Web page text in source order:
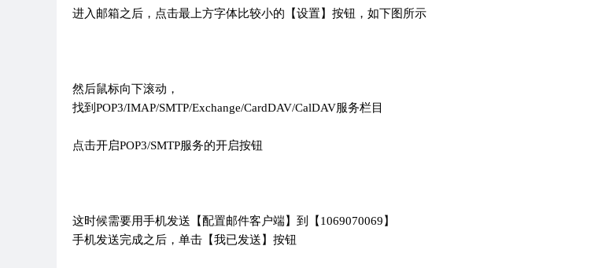
进入邮箱之后，点击最上方字体比较小的【设置】按钮，如下图所示
然后鼠标向下滚动，
找到POP3/IMAP/SMTP/Exchange/CardDAV/CalDAV服务栏目
点击开启POP3/SMTP服务的开启按钮
这时候需要用手机发送【配置邮件客户端】到【1069070069】
手机发送完成之后，单击【我已发送】按钮